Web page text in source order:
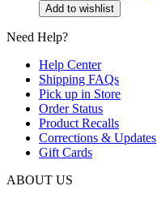
Add to wishlist
Need Help?
Help Center
Shipping FAQs
Pick up in Store
Order Status
Product Recalls
Corrections & Updates
Gift Cards
ABOUT US